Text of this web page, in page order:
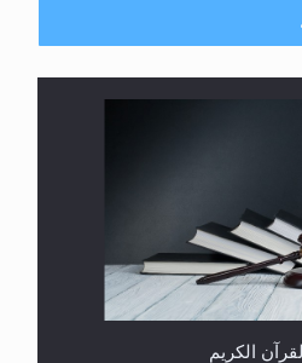
الميلادية أو الهجرية؟
الكريم